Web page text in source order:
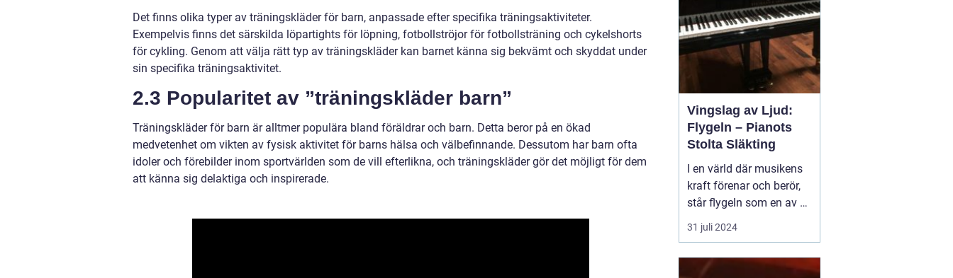
Det finns olika typer av träningskläder för barn, anpassade efter specifika träningsaktiviteter.
Exempelvis finns det särskilda löpartights för löpning, fotbollströjor för fotbollsträning och cykelshorts
för cykling. Genom att välja rätt typ av träningskläder kan barnet känna sig bekvämt och skyddat under
sin specifika träningsaktivitet.
2.3 Popularitet av ”träningskläder barn”
Träningskläder för barn är alltmer populära bland föräldrar och barn. Detta beror på en ökad
medvetenhet om vikten av fysisk aktivitet för barns hälsa och välbefinnande. Dessutom har barn ofta
idoler och förebilder inom sportvärlden som de vill efterlikna, och träningskläder gör det möjligt för dem
att känna sig delaktiga och inspirerade.
Vingslag av Ljud:
Flygeln – Pianots
Stolta Släkting
I en värld där musikens
kraft förenar och berör,
står flygeln som en av de
mest beundrade och
respekterade
Dess eleganta form och
31 juli 2024